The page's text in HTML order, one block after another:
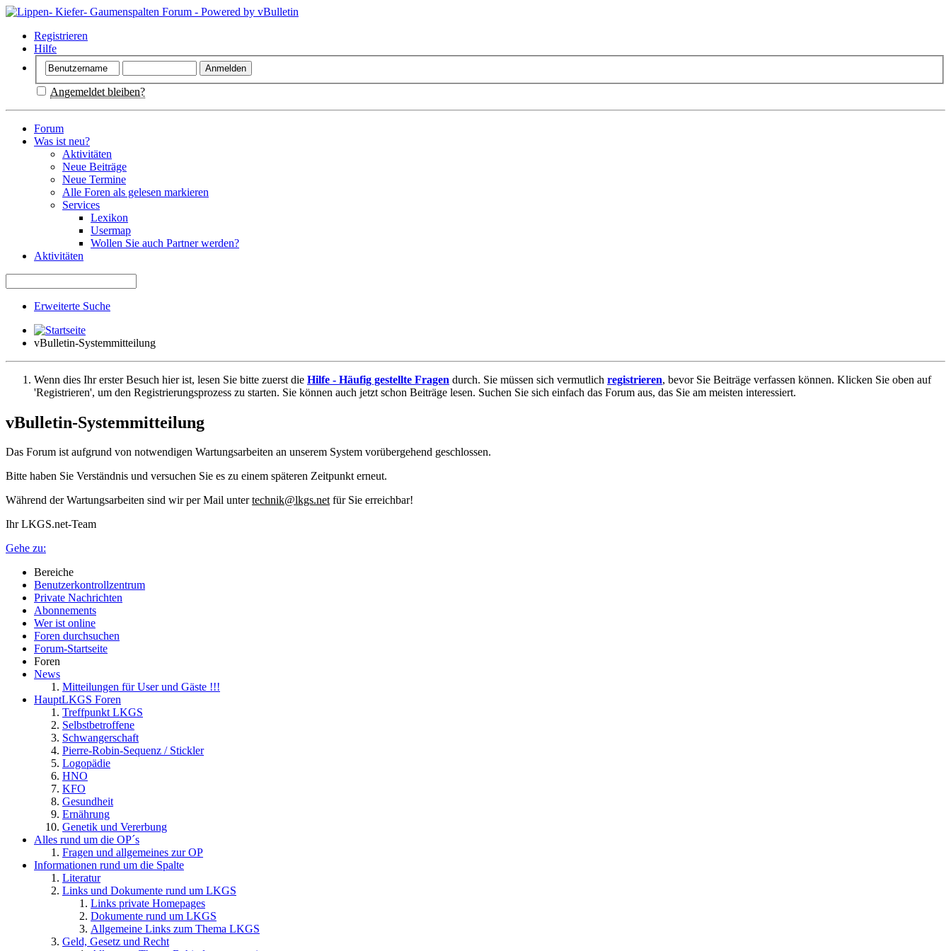
Registrieren
Hilfe
Angemeldet bleiben?
Forum
Was ist neu?
Aktivitäten
Neue Beiträge
Neue Termine
Alle Foren als gelesen markieren
Services
Lexikon
Usermap
Wollen Sie auch Partner werden?
Aktivitäten
Erweiterte Suche
vBulletin-Systemmitteilung
Wenn dies Ihr erster Besuch hier ist, lesen Sie bitte zuerst die Hilfe - Häufig gestellte Fragen durch. Sie müssen sich vermutlich registrieren, bevor Sie Beiträge verfassen können. Klicken Sie oben auf
'Registrieren', um den Registrierungsprozess zu starten. Sie können auch jetzt schon Beiträge lesen. Suchen Sie sich einfach das Forum aus, das Sie am meisten interessiert.
vBulletin-Systemmitteilung
Das Forum ist aufgrund von notwendigen Wartungsarbeiten an unserem System vorübergehend geschlossen.
Bitte haben Sie Verständnis und versuchen Sie es zu einem späteren Zeitpunkt erneut.
Während der Wartungsarbeiten sind wir per Mail untertechnik@lkgs.netfür Sie erreichbar!
Ihr LKGS.net-Team
Gehe zu:
Bereiche
Benutzerkontrollzentrum
Private Nachrichten
Abonnements
Wer ist online
Foren durchsuchen
Forum-Startseite
Foren
News
Mitteilungen für User und Gäste !!!
HauptLKGS Foren
Treffpunkt LKGS
Selbstbetroffene
Schwangerschaft
Pierre-Robin-Sequenz / Stickler
Logopädie
HNO
KFO
Gesundheit
Ernährung
Genetik und Vererbung
Alles rund um die OP´s
Fragen und allgemeines zur OP
Informationen rund um die Spalte
Literatur
Links und Dokumente rund um LKGS
Links private Homepages
Dokumente rund um LKGS
Allgemeine Links zum Thema LKGS
Geld, Gesetz und Recht